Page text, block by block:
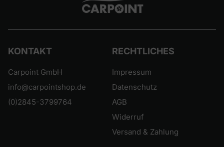
KONTAKT
Carpoint GmbH
info@carpointshop.de
(0)2845-3799764
RECHTLICHES
Impressum
Datenschutz
AGB
Widerruf
Versand & Zahlung